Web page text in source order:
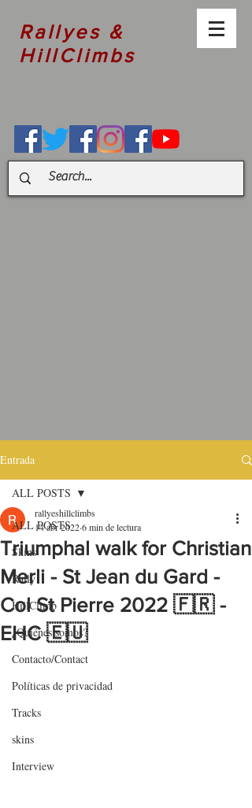
Rallyes &
HillClimbs
Entrada
ALL POSTS
Skins
Rally
HillClimb
¿Quiénes somos?
Contacto/Contact
Políticas de privacidad
Tracks
skins
Interview
ALL POSTS
Triumphal walk for Christian
Merli - St Jean du Gard -
Col St Pierre 2022 🇫🇷 -
EHC 🇪🇺
rallyeshillclimbs
14 abr 20226 min de lectura